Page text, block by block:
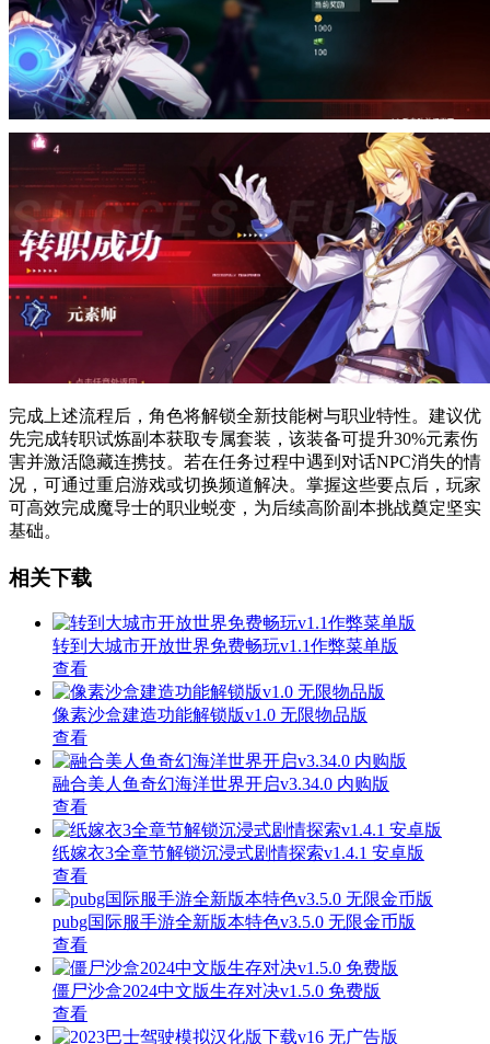
完成上述流程后，角色将解锁全新技能树与职业特性。建议优
先完成转职试炼副本获取专属套装，该装备可提升30%元素伤
害并激活隐藏连携技。若在任务过程中遇到对话NPC消失的情
况，可通过重启游戏或切换频道解决。掌握这些要点后，玩家
可高效完成魔导士的职业蜕变，为后续高阶副本挑战奠定坚实
基础。
相关下载
转到大城市开放世界免费畅玩v1.1作弊菜单版
查看
像素沙盒建造功能解锁版v1.0 无限物品版
查看
融合美人鱼奇幻海洋世界开启v3.34.0 内购版
查看
纸嫁衣3全章节解锁沉浸式剧情探索v1.4.1 安卓版
查看
pubg国际服手游全新版本特色v3.5.0 无限金币版
查看
僵尸沙盒2024中文版生存对决v1.5.0 免费版
查看